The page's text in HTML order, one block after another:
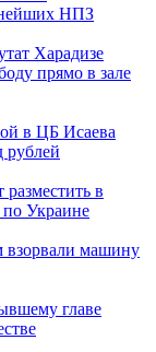
НПЗ
Харадизе
прямо в зале
в ЦБ Исаева
рублей
в
по Украине
взорвали машину
главе